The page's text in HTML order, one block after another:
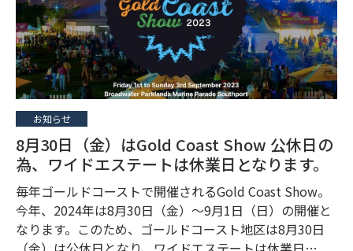
お知らせ
8月30日（金）はGold Coast Show 公休日の
為、ワイドエステートは休業日となります。
毎年ゴールドコーストで開催されるGold Coast Show。
今年、2024年は8月30日（金）〜9月1日（日）の開催と
なります。このため、ゴールドコースト地区は8月30日